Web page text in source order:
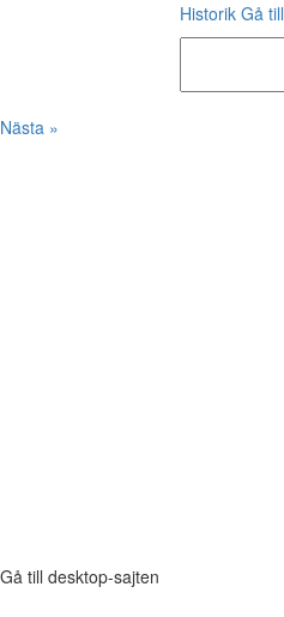
Historik Gå till
Nästa »
Gå till desktop-sajten